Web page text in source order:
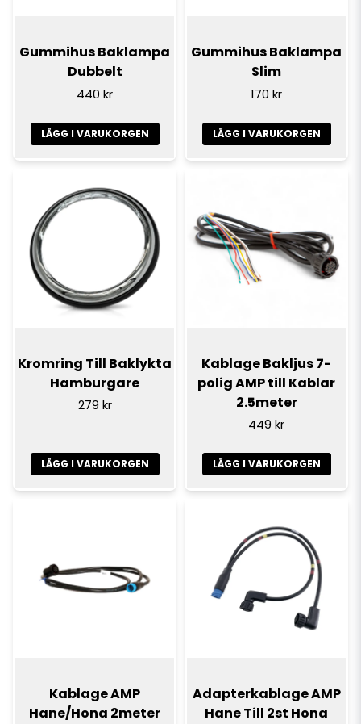
Gummihus Baklampa
Dubbelt
440 kr
LÄGG I VARUKORGEN
Gummihus Baklampa
Slim
170 kr
LÄGG I VARUKORGEN
Kromring Till Baklykta
Hamburgare
279 kr
LÄGG I VARUKORGEN
Kablage Bakljus 7-
polig AMP till Kablar
2.5meter
449 kr
LÄGG I VARUKORGEN
Kablage AMP
Hane/Hona 2meter
Adapterkablage AMP
Hane Till 2st Hona